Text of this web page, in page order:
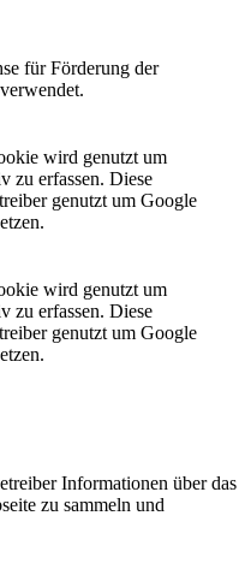
für Förderung der
wird genutzt um
zu erfassen. Diese
genutzt um Google
wird genutzt um
zu erfassen. Diese
genutzt um Google
Informationen über das
zu sammeln und